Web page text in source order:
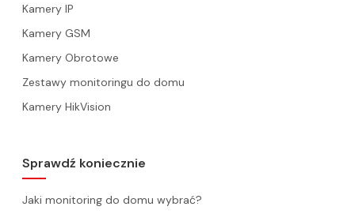
Kamery IP
Kamery GSM
Kamery Obrotowe
Zestawy monitoringu do domu
Kamery HikVision
Sprawdź koniecznie
Jaki monitoring do domu wybrać?